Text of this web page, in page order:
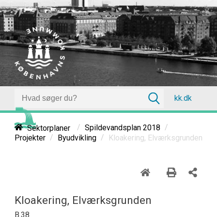
kk.dk
Sektorplaner / Spildevandsplan 2018 /
Projekter / Byudvikling / Kloakering, Elværksgrunden
Kloakering, Elværksgrunden
B.38